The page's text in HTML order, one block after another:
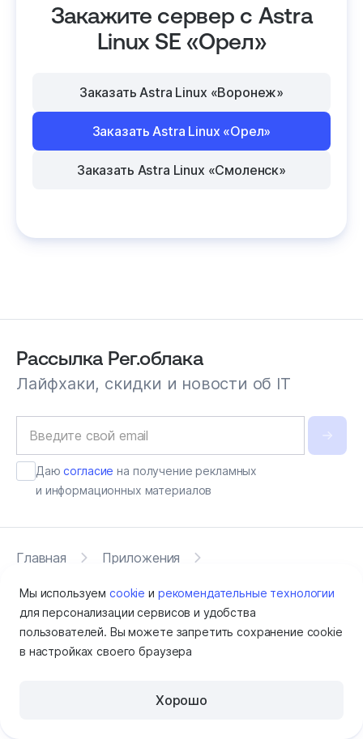
Закажите сервер с Astra
Linux SE «Орел»
Заказать Astra Linux «Воронеж»
Заказать Astra Linux «Орел»
Заказать Astra Linux «Смоленск»
Рассылка Рег.облака
Лайфхаки, скидки и новости об IT
Даюсогласие на получение рекламных
и информационных материалов
Главная
Приложения
Мы используемcookie и рекомендательные технологии
для персонализации сервисов и удобства
пользователей. Вы можете запретить сохранение cookie
в настройках своего браузера
Хорошо